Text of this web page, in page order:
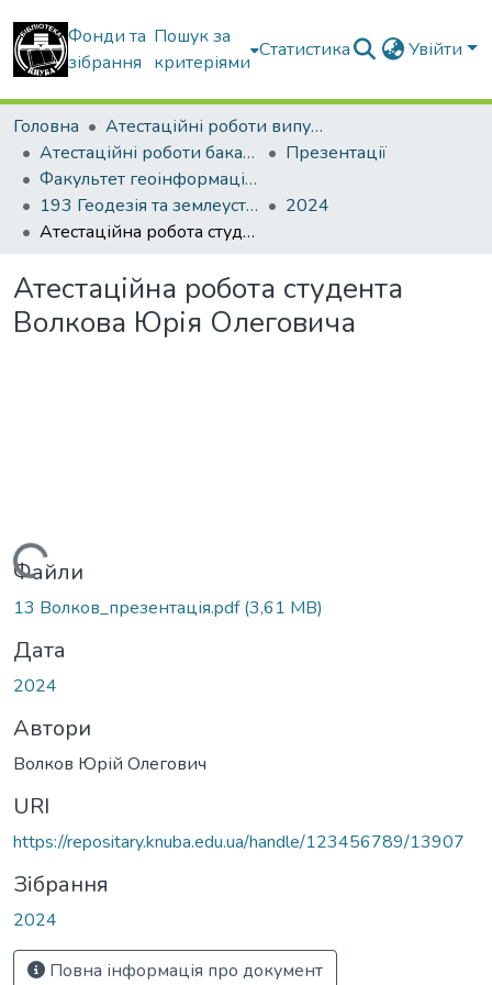
Фонди та
зібрання
Пошук за
критеріями
Статистика Увійти
Головна
Атестаційні роботи випускників
Атестаційні роботи бакалаврів
Презентації
Факультет геоінформаційних систем та управління територіями
193 Геодезія та землеустрій. Геоінформаційні системи і технології
2024
Атестаційна робота студента Волкова Юрія Олеговича
Атестаційна робота студента
Волкова Юрія Олеговича
Вантажиться...
Файли
13 Волков_презентація.pdf(3,61 MB)
Дата
2024
Автори
Волков Юрій Олегович
URI
https://repositary.knuba.edu.ua/handle/123456789/13907
Зібрання
2024
Повна інформація про документ